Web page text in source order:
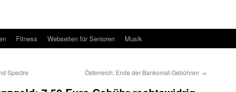
Fitness Webseiten für Senioren Musik
Spectre Österreich: Ende der Bankomat-Gebühren →